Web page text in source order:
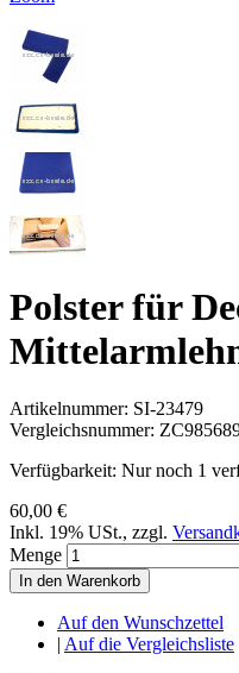
Polster für
Artikelnummer: SI-23479
Vergleichsnummer:
Verfügbarkeit: Nur noch 1
60,00 €
Inkl. 19% USt., zzgl.
Menge
In den Warenkorb
Auf den Wunschzettel
| Auf die Vergleichsliste